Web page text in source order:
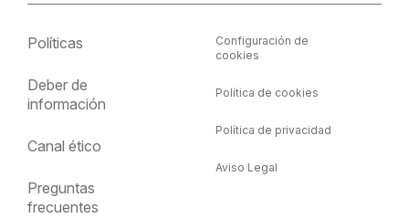
Políticas
Deber de
información
Canal ético
Preguntas
frecuentes
Configuración de
cookies
Política de cookies
Política de privacidad
Aviso Legal